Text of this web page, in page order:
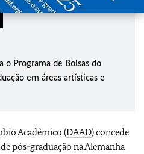
o Programa de Bolsas do
em áreas artísticas e
Acadêmico (DAAD) concede
pós-graduação na Alemanha